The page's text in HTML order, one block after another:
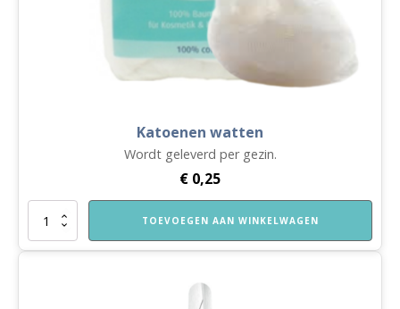
Katoenen watten
Wordt geleverd per gezin.
€ 0,25
Katoenen
aantal
TOEVOEGEN AAN WINKELWAGEN